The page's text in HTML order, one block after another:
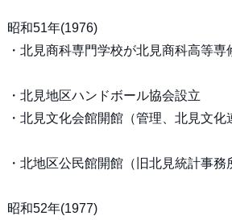
昭和51年(1976)
・北見商科専門学校が北見商科高等
・北見地区ハンドボール
・北見文化会館開館（管理、
・北地区公民館開館（旧北見統計事務
昭和52年(1977)